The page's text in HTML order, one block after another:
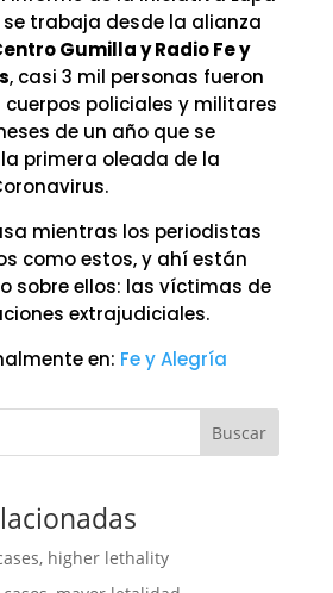
se trabaja desde la alianza
Gumilla y Radio Fe y
, casi 3 mil personas fueron
policiales y militares
de un año que se
primera oleada de la
mientras los periodistas
como estos, y ahí están
sobre ellos: las víctimas de
extrajudiciales.
en: Fe y Alegría
Buscar
higher lethality